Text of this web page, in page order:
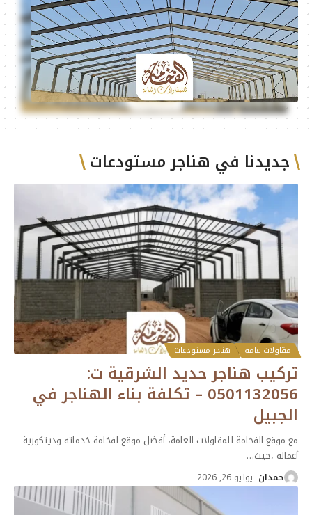
جديدنا في هناجر مستودعات
مقاولات عامة هناجر مستودعات
تركيب هناجر حديد الشرقية ت:
0501132056 – تكلفة بناء الهناجر في
الجبيل
مع موقع الفخامة للمقاولات العامة، أفضل موقع لفخامة خدماته وديتكورية
أعماله ،حيث…
حمدان يوليو 26, 2026